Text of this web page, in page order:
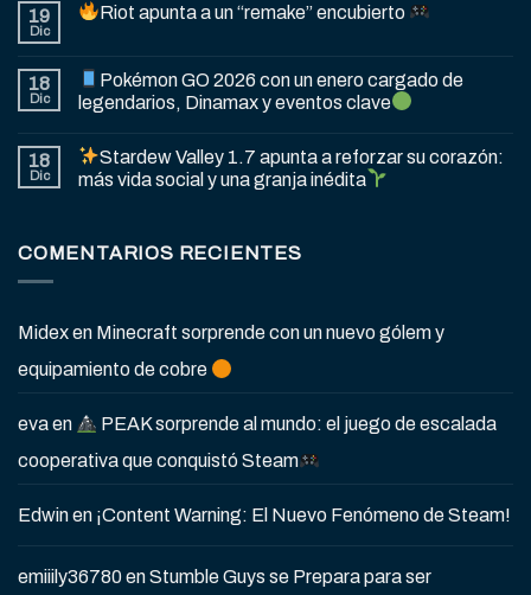
19
Dic
Riot apunta a un “remake” encubierto
18
Dic
Pokémon GO 2026 con un enero cargado de
legendarios, Dinamax y eventos clave
18
Dic
Stardew Valley 1.7 apunta a reforzar su corazón:
más vida social y una granja inédita
COMENTARIOS RECIENTES
Midexen Minecraft sorprende con un nuevo gólem y
equipamiento de cobre
evaen
PEAK sorprende al mundo: el juego de escalada
cooperativa que conquistó Steam
Edwinen ¡Content Warning: El Nuevo Fenómeno de Steam!
emiiily36780enStumble Guys se Prepara para ser